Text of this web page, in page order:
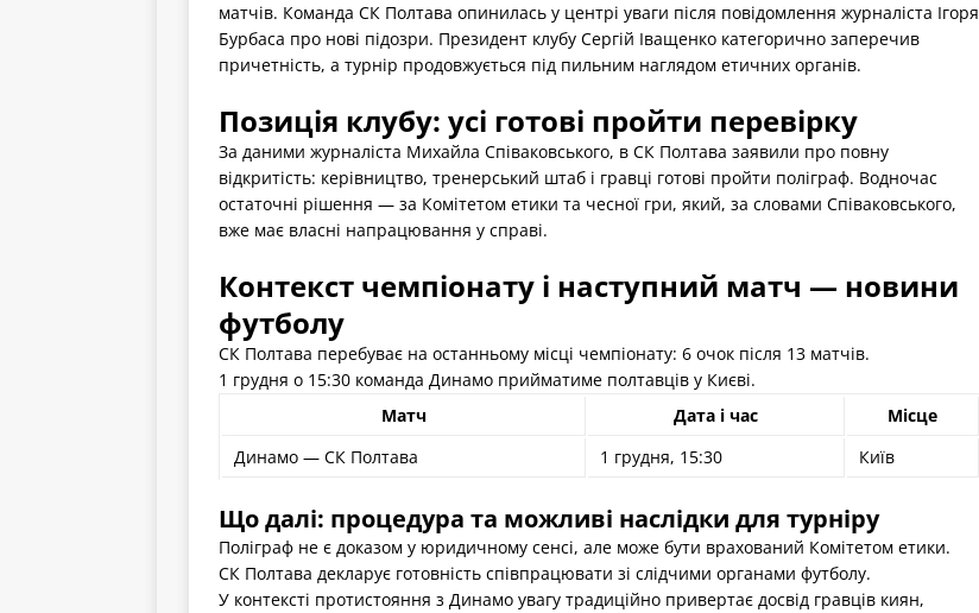
матчів. Команда СК Полтава опинилась у центрі уваги після повідомлення журналіста Ігоря
Бурбаса про нові підозри. Президент клубу Сергій Іващенко категорично заперечив
причетність, а турнір продовжується під пильним наглядом етичних органів.
Позиція клубу: усі готові пройти перевірку
За даними журналіста Михайла Співаковського, в СК Полтава заявили про повну
відкритість: керівництво, тренерський штаб і гравці готові пройти поліграф. Водночас
остаточні рішення — за Комітетом етики та чесної гри, який, за словами Співаковського,
вже має власні напрацювання у справі.
Контекст чемпіонату і наступний матч — новини
футболу
СК Полтава перебуває на останньому місці чемпіонату: 6 очок після 13 матчів.
1 грудня о 15:30 команда Динамо прийматиме полтавців у Києві.
Матч
Дата і час
Місце
Динамо — СК Полтава
1 грудня, 15:30 Київ
Що далі: процедура та можливі наслідки для турніру
Поліграф не є доказом у юридичному сенсі, але може бути врахований Комітетом етики.
СК Полтава декларує готовність співпрацювати зі слідчими органами футболу.
У контексті протистояння з Динамо увагу традиційно привертає досвід гравців киян,